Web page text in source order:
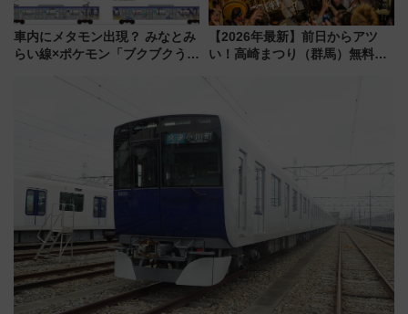
車内にメタモン出現？ みなとみ
らい線×ポケモン「ブクブクうみ
行開始に！ この夏は直通列車で
【2026年最新】前日からアツ
い！高崎まつり（群馬）無料観